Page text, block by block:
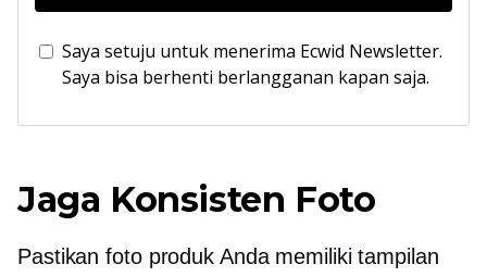
Saya setuju untuk menerima Ecwid Newsletter.
Saya bisa berhenti berlangganan kapan saja.
Jaga Konsisten Foto
Pastikan foto produk Anda memiliki tampilan